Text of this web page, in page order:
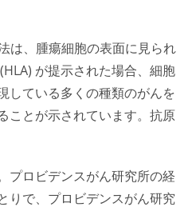
は、腫瘍細胞の表面に見られ
が提示された場合、細胞
している多くの種類のがんを
ことが示されています。抗原
プロビデンスがん研究所の経
りで、プロビデンスがん研究